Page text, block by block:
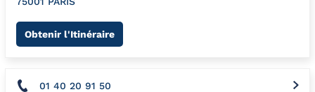
Obtenir l'ItinéraireLink Opens in New Tab
01 40 20 91 50